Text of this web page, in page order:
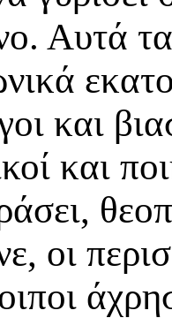
Αυτά
και
και
οι